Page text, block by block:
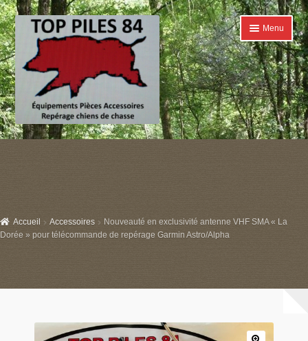
Aller
à
la
navigation
Aller
au
contenu
Menu
Accueil
Conditions générales de ventes
Accueil Accessoires
Nouveauté en exclusivité antenne VHF SMA « La
Dorée » pour télécommande de repérage Garmin Astro/Alpha